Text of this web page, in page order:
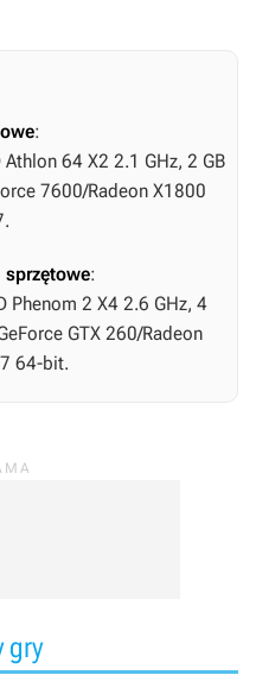
:
64 X2 2.1 GHz, 2 GB
7600/Radeon X1800
sprzętowe:
Phenom 2 X4 2.6 GHz, 4
GTX 260/Radeon
64-bit.
gry